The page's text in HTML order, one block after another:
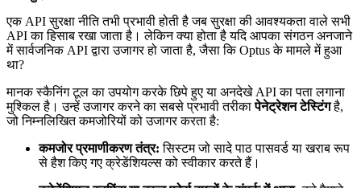
एक API सुरक्षा नीति तभी प्रभावी होती है जब सुरक्षा की आवश्यकता वाले सभी
API का हिसाब रखा जाता है। लेकिन क्या होता है यदि आपका संगठन अनजाने
में सार्वजनिक API द्वारा उजागर हो जाता है, जैसा कि Optus के मामले में हुआ
था?
मानक स्कैनिंग टूल का उपयोग करके छिपे हुए या अनदेखे API का पता लगाना
मुश्किल है। उन्हें उजागर करने का सबसे प्रभावी तरीकापेनेट्रेशन टेस्टिंगहै,
जो निम्नलिखित कमजोरियों को उजागर करता है:
कमजोर प्रमाणीकरण तंत्र: सिस्टम जो सादे पाठ पासवर्ड या खराब रूप
से हैश किए गए क्रेडेंशियल्स को स्वीकार करते हैं।